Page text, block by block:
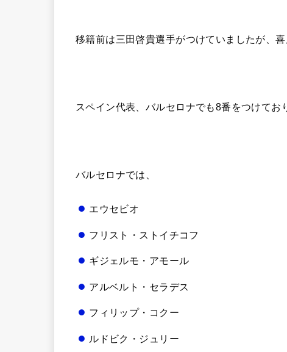
移籍前は三田啓貴選手がつけていましたが、
スペイン代表、バルセロナでも8番をつけてお
バルセロナでは、
エウセビオ
フリスト・ストイチコフ
ギジェルモ・アモール
アルベルト・セラデス
フィリップ・コクー
ルドビク・ジュリー